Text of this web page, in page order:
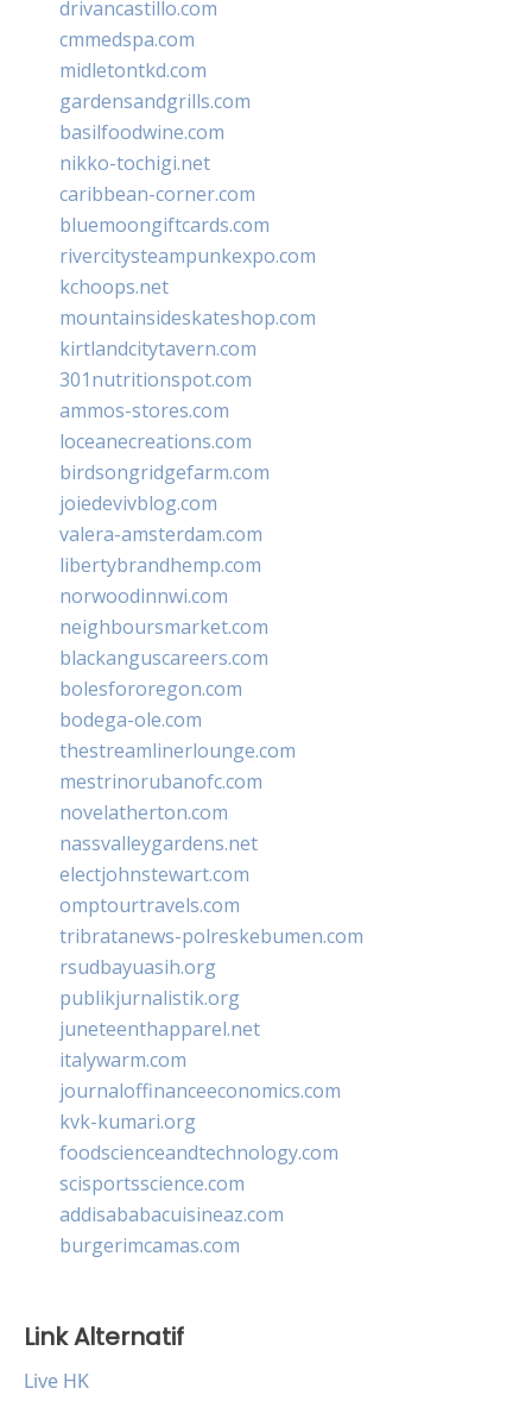
drivancastillo.com
cmmedspa.com
midletontkd.com
gardensandgrills.com
basilfoodwine.com
nikko-tochigi.net
caribbean-corner.com
bluemoongiftcards.com
rivercitysteampunkexpo.com
kchoops.net
mountainsideskateshop.com
kirtlandcitytavern.com
301nutritionspot.com
ammos-stores.com
loceanecreations.com
birdsongridgefarm.com
joiedevivblog.com
valera-amsterdam.com
libertybrandhemp.com
norwoodinnwi.com
neighboursmarket.com
blackanguscareers.com
bolesfororegon.com
bodega-ole.com
thestreamlinerlounge.com
mestrinorubanofc.com
novelatherton.com
nassvalleygardens.net
electjohnstewart.com
omptourtravels.com
tribratanews-polreskebumen.com
rsudbayuasih.org
publikjurnalistik.org
juneteenthapparel.net
italywarm.com
journaloffinanceeconomics.com
kvk-kumari.org
foodscienceandtechnology.com
scisportsscience.com
addisababacuisineaz.com
burgerimcamas.com
Link Alternatif
Live HK